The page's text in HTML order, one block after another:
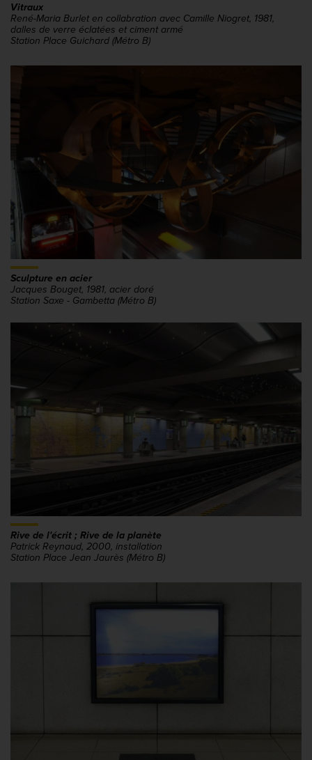
Vitraux
René-Maria Burlet en collabration avec Camille Niogret, 1981,
dalles de verre éclatées et ciment armé
Station Place Guichard (Métro B)
Sculpture en acier
Jacques Bouget, 1981, acier doré
Station Saxe - Gambetta (Métro B)
Rive de l'écrit ; Rive de la planète
Patrick Reynaud, 2000, installation
Station Place Jean Jaurès (Métro B)